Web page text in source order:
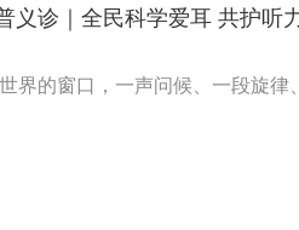
义诊｜全民科学爱耳 共护听
界的窗口，一声问候、一段旋律